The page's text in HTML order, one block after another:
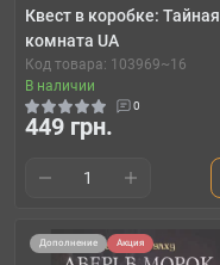
Квест в коробке: Тайная
комната UA
Код товара: 103969~16
В наличии
0
449 грн.
Дополнение Акция